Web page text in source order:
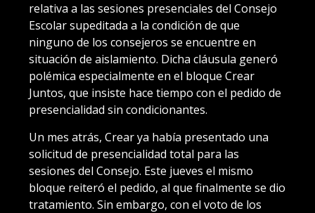
relativa a las sesiones presenciales del Consejo
Escolar supeditada a la condición de que
ninguno de los consejeros se encuentre en
situación de aislamiento. Dicha cláusula generó
polémica especialmente en el bloque Crear
Juntos, que insiste hace tiempo con el pedido de
presencialidad sin condicionantes.
Un mes atrás, Crear ya había presentado una
solicitud de presencialidad total para las
sesiones del Consejo. Este jueves el mismo
bloque reiteró el pedido, al que finalmente se dio
tratamiento. Sin embargo, con el voto de los